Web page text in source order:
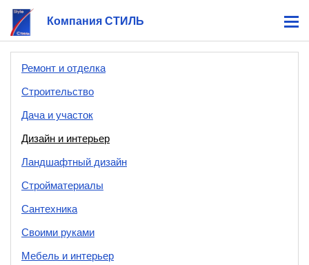
Компания СТИЛЬ
Ремонт и отделка
Строительство
Дача и участок
Дизайн и интерьер
Ландшафтный дизайн
Стройматериалы
Сантехника
Своими руками
Мебель и интерьер